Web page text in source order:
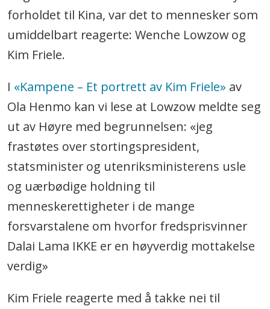
forholdet til Kina, var det to mennesker som
umiddelbart reagerte: Wenche Lowzow og
Kim Friele.
I «Kampene – Et portrett av Kim Friele» av
Ola Henmo kan vi lese at Lowzow meldte seg
ut av Høyre med begrunnelsen: «jeg
frastøtes over stortingspresident,
statsminister og utenriksministerens usle
og uærbødige holdning til
menneskerettigheter i de mange
forsvarstalene om hvorfor fredsprisvinner
Dalai Lama IKKE er en høyverdig mottakelse
verdig»
Kim Friele reagerte med å takke nei til